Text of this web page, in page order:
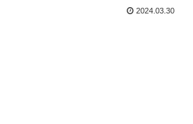
2024.03.30